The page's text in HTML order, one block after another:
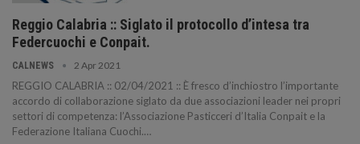
Reggio Calabria :: Siglato il protocollo d’intesa tra
Federcuochi e Conpait.
CALNEWS 2 Apr 2021
REGGIO CALABRIA :: 02/04/2021 :: È fresco d’inchiostro l’importante
accordo di collaborazione siglato da due associazioni leader nei propri
settori di competenza: l’Associazione Pasticceri d’Italia Conpait e la
Federazione Italiana Cuochi.…